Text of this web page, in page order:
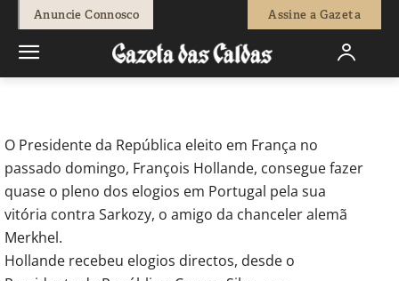
Anuncie Connosco Assine a Gazeta
Redação - 11 de Maio, 2012 0
O Presidente da República eleito em França no
passado domingo, François Hollande, consegue fazer
quase o pleno dos elogios em Portugal pela sua
vitória contra Sarkozy, o amigo da chanceler alemã
Merkhel.
Hollande recebeu elogios directos, desde o